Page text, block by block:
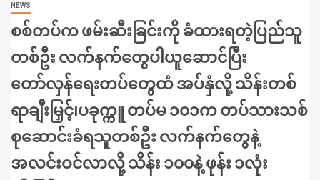
NEWS
စစ်တပ်က ဖမ်းဆီးခြင်းကို ခံထားရတဲ့ပြည်သူ
တစ်ဦး လက်နက်တွေပါယူဆောင်ပြီး
တော်လှန်ရေးတပ်တွေထံ အပ်နှံလို့ သိန်းတစ်
ရာချီးမြှင့်၊ပခုက္ကူ တပ်မ ၁၀၁က တပ်သားသစ်
စုဆောင်းခံရသူတစ်ဦး လက်နက်တွေနဲ့
အလင်းဝင်လာလို့ သိန်း ၁၀၀နဲ့ ဖုန်း ၁လုံး